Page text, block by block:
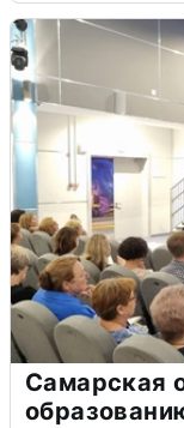
Самарская